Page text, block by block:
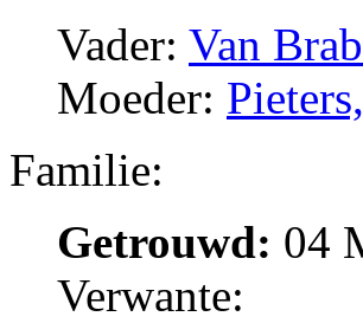
Vader: Van
Moeder:
Familie:
Getrouwd: 04
Verwante: